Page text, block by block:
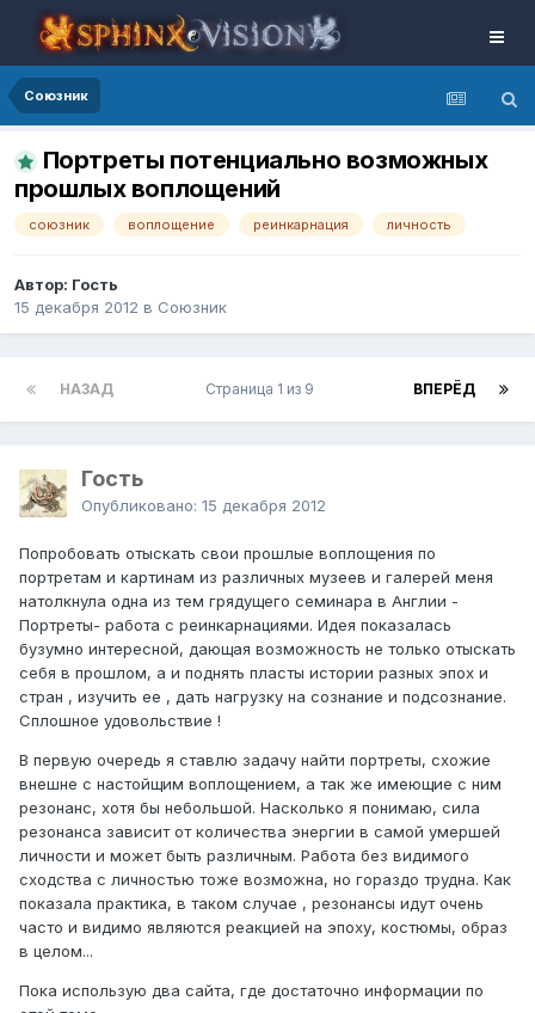
Союзник
Портреты потенциально возможных
прошлых воплощений
союзник воплощение реинкарнация личность
Автор: Гость
15 декабря 2012 в Союзник
НАЗАД ВПЕРЁД
Страница 1 из 9
Гость
Опубликовано: 15 декабря 2012
Попробовать отыскать свои прошлые воплощения по
портретам и картинам из различных музеев и галерей меня
натолкнула одна из тем грядущего семинара в Англии -
Портреты- работа с реинкарнациями. Идея показалась
бузумно интересной, дающая возможность не только отыскать
себя в прошлом, а и поднять пласты истории разных эпох и
стран , изучить ее , дать нагрузку на сознание и подсознание.
Сплошное удовольствие !
В первую очередь я ставлю задачу найти портреты, схожие
внешне с настойщим воплощением, а так же имеющие с ним
резонанс, хотя бы небольшой. Насколько я понимаю, сила
резонанса зависит от количества энергии в самой умершей
личности и может быть различным. Работа без видимого
сходства с личностью тоже возможна, но гораздо трудна. Как
показала практика, в таком случае , резонансы идут очень
часто и видимо являются реакцией на эпоху, костюмы, образ
в целом...
Пока использую два сайта, где достаточно информации по